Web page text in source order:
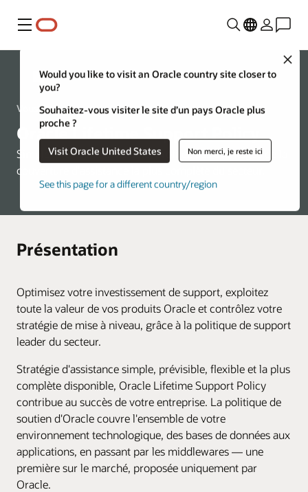
Menu
Close
Would you like to visit an Oracle country site closer to
you?
Souhaitez-vous visiter le site d’un pays Oracle plus
proche ?
Visit Oracle United States Non merci, je reste ici
See this page for a different country/region
Assistance
Vous pouvez compter sur un soutien à vie
Oracle Lifetime Support Policy
Simple, prévisible et flexible, profitez des avantages de la
couverture d'assistance la plus complète du secteur.
Présentation
Optimisez votre investissement de support, exploitez
toute la valeur de vos produits Oracle et contrôlez votre
stratégie de mise à niveau, grâce à la politique de support
leader du secteur.
Stratégie d'assistance simple, prévisible, flexible et la plus
complète disponible, Oracle Lifetime Support Policy
contribue au succès de votre entreprise. La politique de
soutien d'Oracle couvre l'ensemble de votre
environnement technologique, des bases de données aux
applications, en passant par les middlewares — une
première sur le marché, proposée uniquement par
Oracle.